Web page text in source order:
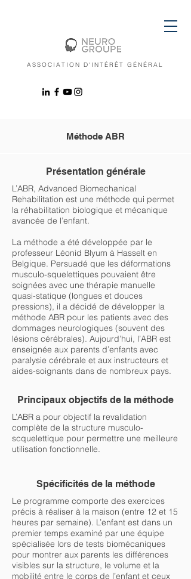
ASSOCIATION D'INTÉRÊT GÉNÉRAL
Méthode ABR
Présentation générale
L’ABR, Advanced Biomechanical
Rehabilitation est une méthode qui permet
la réhabilitation biologique et mécanique
avancée de l’enfant.
La méthode a été développée par le
professeur Léonid Blyum à Hasselt en
Belgique. Persuadé que les déformations
musculo-squelettiques pouvaient être
soignées avec une thérapie manuelle
quasi-statique (longues et douces
pressions), il a décidé de développer la
méthode ABR pour les patients avec des
dommages neurologiques (souvent des
lésions cérébrales). Aujourd’hui, l’ABR est
enseignée aux parents d’enfants avec
paralysie cérébrale et aux instructeurs et
aides-soignants dans de nombreux pays.
Principaux objectifs de la méthode
L’ABR a pour objectif la revalidation
complète de la structure musculo-
scquelettique pour permettre une meilleure
utilisation fonctionnelle.
Spécificités de la méthode
Le programme comporte des exercices
précis à réaliser à la maison (entre 12 et 15
heures par semaine). L’enfant est dans un
premier temps examiné par une équipe
spécialisée lors de tests biomécaniques
pour montrer aux parents les différences
visibles sur la structure, le volume et la
mobilité entre le corps de l’enfant et ceux